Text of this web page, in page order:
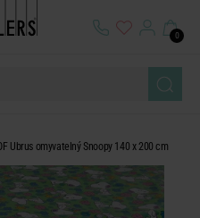
0
Ubrus omyvatelný Snoopy 140 x 200 cm